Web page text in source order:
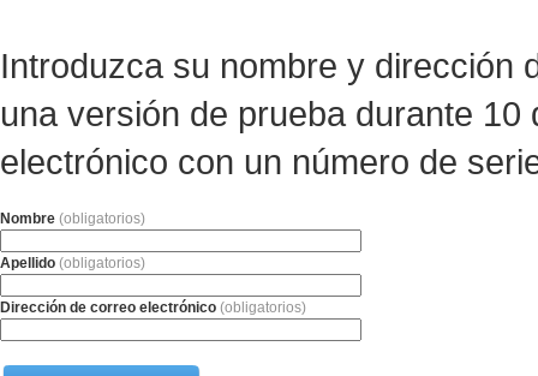
Introduzca su nombre y dirección
una versión de prueba durante
electrónico con un número de
Nombre (obligatorios)
Apellido (obligatorios)
Dirección de correo electrónico (obligatorios)